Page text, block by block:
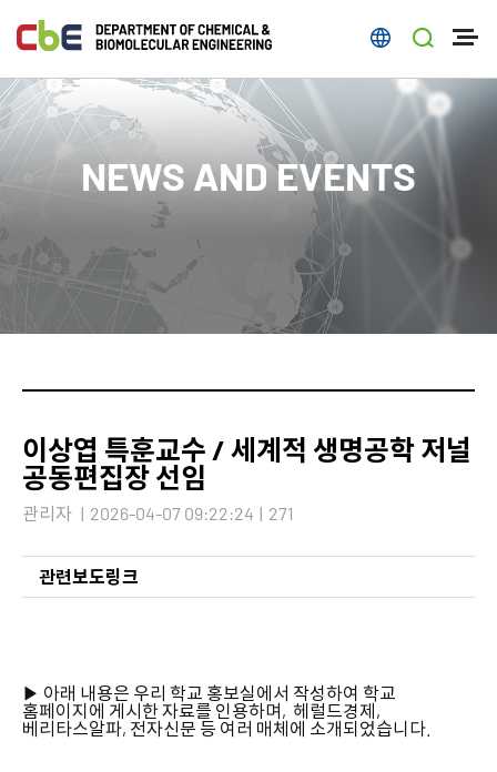
NEWS AND EVENTS
이상엽 특훈교수 / 세계적 생명공학 저널
공동편집장 선임​
관리자 | 2026-04-07 09:22:24 | 271
관련보도링크
▶ 아래 내용은 우리 학교 홍보실에서 작성하여 학교
홈페이지에 게시한 자료를 인용하며, 헤럴드경제,
베리타스알파, 전자신문 등 여러 매체에 소개되었습니다.